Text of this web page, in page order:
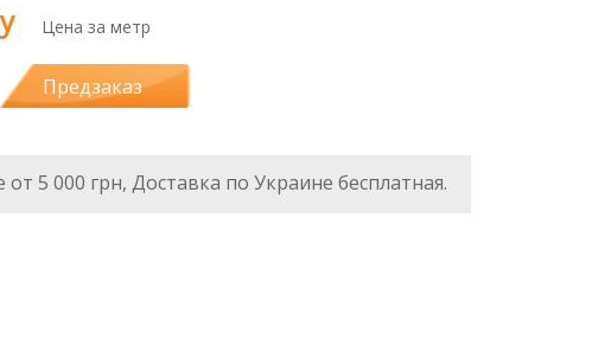
Цена за метр
Предзаказ
от 5 000 грн, Доставка по Украине бесплатная.